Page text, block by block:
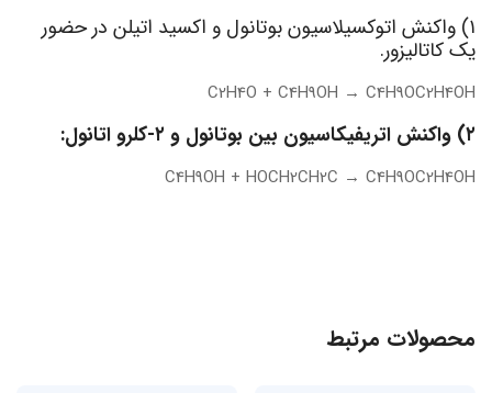
۱) واکنش اتوکسیلاسیون بوتانول و اکسید اتیلن در حضور
یک کاتالیزور.
C2H4O + C4H9OH → C4H9OC2H4OH
۲) واکنش اتریفیکاسیون بین بوتانول و ۲-کلرو اتانول:
C4H9OH + HOCH2CH2C → C4H9OC2H4OH
محصولات مرتبط